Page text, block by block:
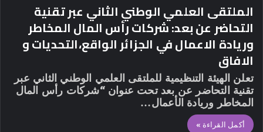
الملتقى العلمي الوطني الثاني عبر تقنية
التحاضر عن بعد: شركات رأس المال المخاطر
وريادة الاعمال في الجزائر الواقع،التحديات و
الافاق
تعلن الهيئة التنظيمية للملتقى العلمي الوطني الثاني عبر
تقنية التحاضر عن بعد تحت عنوان “شركات رأس المال
المخاطر وريادة الأعمال…
أكمل القراءة »